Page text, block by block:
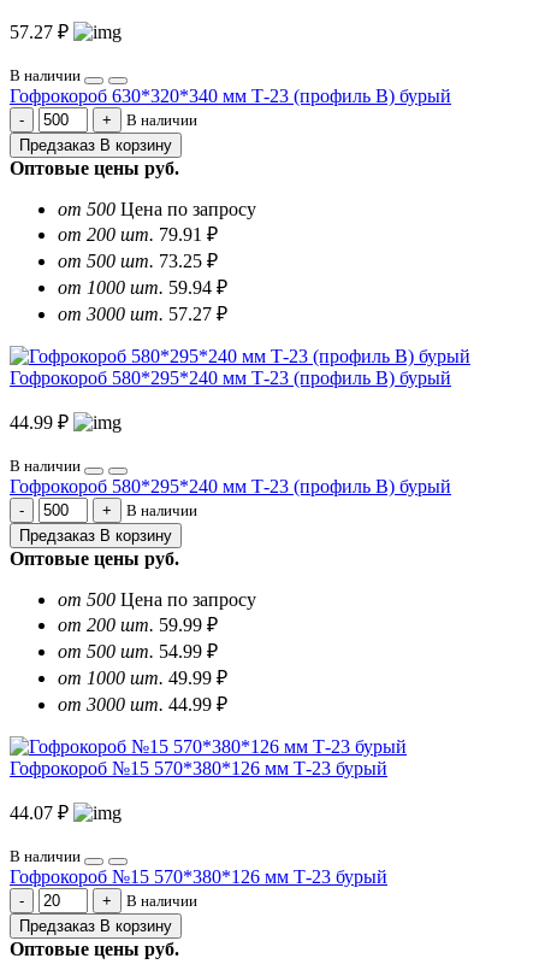
57.27 ₽
В наличии
Гофрокороб 630*320*340 мм Т-23 (профиль B) бурый
В наличии
Предзаказ В корзину
Оптовые цены руб.
от 500 Цена по запросу
от 200 шт. 79.91 ₽
от 500 шт. 73.25 ₽
от 1000 шт. 59.94 ₽
от 3000 шт. 57.27 ₽
Гофрокороб 580*295*240 мм Т-23 (профиль B) бурый
44.99 ₽
В наличии
Гофрокороб 580*295*240 мм Т-23 (профиль B) бурый
В наличии
Предзаказ В корзину
Оптовые цены руб.
от 500 Цена по запросу
от 200 шт. 59.99 ₽
от 500 шт. 54.99 ₽
от 1000 шт. 49.99 ₽
от 3000 шт. 44.99 ₽
Гофрокороб №15 570*380*126 мм Т-23 бурый
44.07 ₽
В наличии
Гофрокороб №15 570*380*126 мм Т-23 бурый
В наличии
Предзаказ В корзину
Оптовые цены руб.